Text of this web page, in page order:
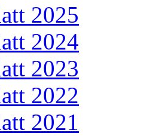
2025
2024
2023
2022
2021